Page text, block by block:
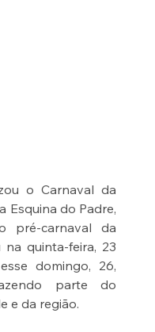
o Carnaval da
Esquina do Padre,
pré-carnaval da
na quinta-feira, 23
domingo, 26,
parte do
e da região.